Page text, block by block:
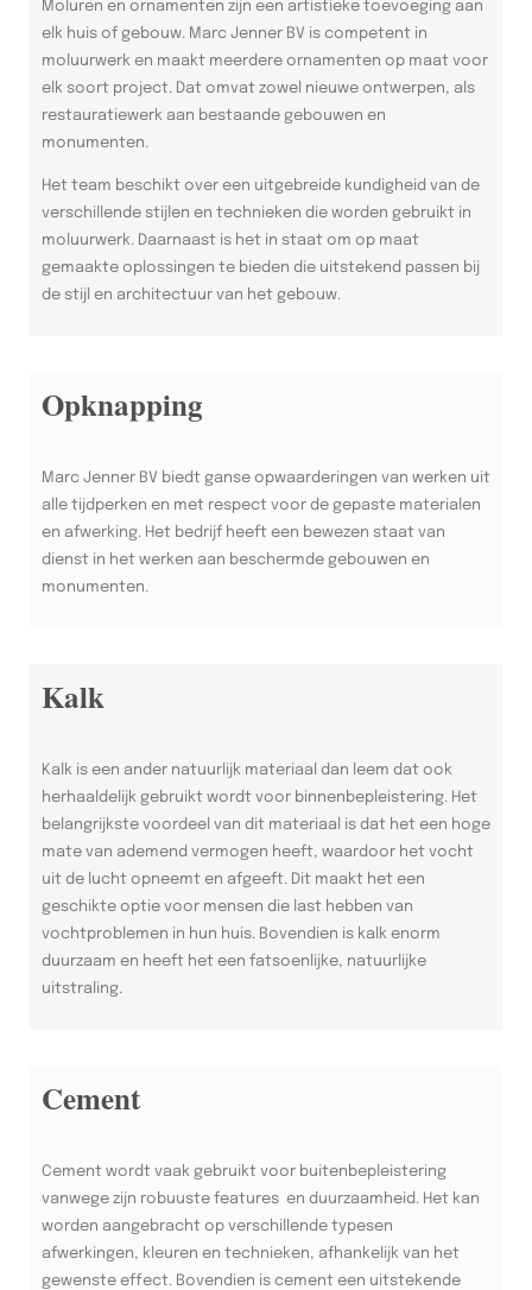
Moluren en ornamenten zijn een artistieke toevoeging aan
elk huis of gebouw. Marc Jenner BV is competent in
moluurwerk en maakt meerdere ornamenten op maat voor
elk soort project. Dat omvat zowel nieuwe ontwerpen, als
restauratiewerk aan bestaande gebouwen en
monumenten.
Het team beschikt over een uitgebreide kundigheid van de
verschillende stijlen en technieken die worden gebruikt in
moluurwerk. Daarnaast is het in staat om op maat
gemaakte oplossingen te bieden die uitstekend passen bij
de stijl en architectuur van het gebouw.
Opknapping
Marc Jenner BV biedt ganse opwaarderingen van werken uit
alle tijdperken en met respect voor de gepaste materialen
en afwerking. Het bedrijf heeft een bewezen staat van
dienst in het werken aan beschermde gebouwen en
monumenten.
Kalk
Kalk is een ander natuurlijk materiaal dan leem dat ook
herhaaldelijk gebruikt wordt voor binnenbepleistering. Het
belangrijkste voordeel van dit materiaal is dat het een hoge
mate van ademend vermogen heeft, waardoor het vocht
uit de lucht opneemt en afgeeft. Dit maakt het een
geschikte optie voor mensen die last hebben van
vochtproblemen in hun huis. Bovendien is kalk enorm
duurzaam en heeft het een fatsoenlijke, natuurlijke
uitstraling.
Cement
Cement wordt vaak gebruikt voor buitenbepleistering
vanwege zijn robuuste features en duurzaamheid. Het kan
worden aangebracht op verschillende typesen
afwerkingen, kleuren en technieken, afhankelijk van het
gewenste effect. Bovendien is cement een uitstekende